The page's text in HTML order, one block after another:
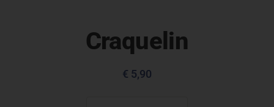
Craquelin
€ 5,90